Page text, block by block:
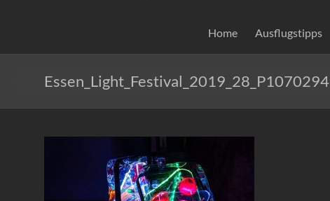
Home Ausflugstipps
Essen_Light_Festival_2019_28_P1070294